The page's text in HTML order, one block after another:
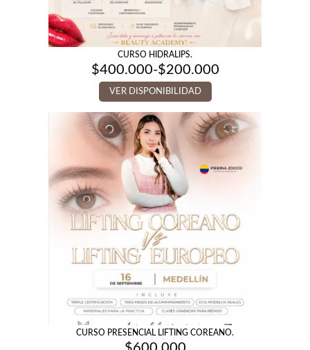
CURSO HIDRALIPS.
$200.000
-
$400.000
Rango
de
precios:
desde
$200.000
hasta
$400.000
VER DISPONIBILIDAD
CURSO PRESENCIAL LIFTING COREANO.